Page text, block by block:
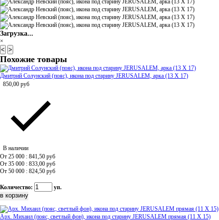
Загрузка...
×
< >
Похожие товары
Дмитрий Солунский (пояс), икона под старину JERUSALEM, арка (13 Х 17)
850,00 руб
В наличии
От 25 000 : 841,50 руб
От 35 000 : 833,00 руб
От 50 000 : 824,50 руб
Количество: уп.
Арх. Михаил (пояс, светлый фон), икона под старину JERUSALEM прямая (11 Х 15)